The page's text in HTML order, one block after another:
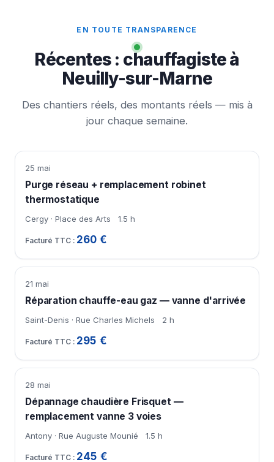
EN TOUTE TRANSPARENCE
Récentes : chauffagiste à
Neuilly-sur-Marne
Des chantiers réels, des montants réels — mis à
jour chaque semaine.
25 mai
Purge réseau + remplacement robinet
thermostatique
Cergy · Place des Arts 1.5 h
260 €
21 mai
Réparation chauffe-eau gaz — vanne d'arrivée
Saint-Denis · Rue Charles Michels 2 h
295 €
28 mai
Dépannage chaudière Frisquet —
remplacement vanne 3 voies
Antony · Rue Auguste Mounié 1.5 h
245 €